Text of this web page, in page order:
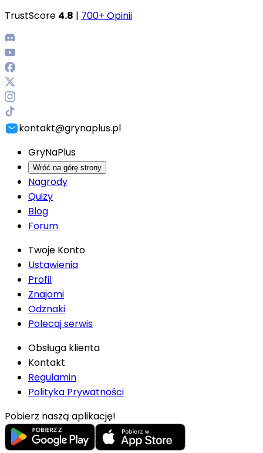
TrustScore 4.8 | 700+ Opinii
kontakt@grynaplus.pl
GryNaPlus
Wróć na górę strony
Nagrody
Quizy
Blog
Forum
Twoje Konto
Ustawienia
Profil
Znajomi
Odznaki
Polecaj serwis
Obsługa klienta
Kontakt
Regulamin
Polityka Prywatności
Pobierz naszą aplikację!